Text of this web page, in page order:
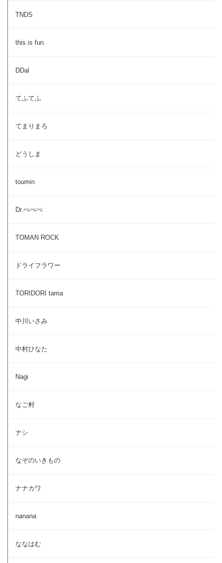
TNDS
this is fun.
DDal
てふてふ
てまりまろ
どうしま
toumin
Dr.ぺぺぺ
TOMAN ROCK
ドライフラワー
TORIDORI tama
中川いさみ
中村ひなた
Nagi
なご村
ナシ
なぞのいきもの
ナナカワ
nanana
ななはむ